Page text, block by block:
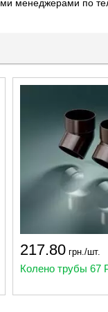
менеджерами по
217.80 грн./шт.
Колено трубы 67